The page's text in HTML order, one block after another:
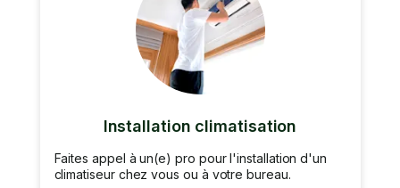
Installation climatisation
Faites appel à un(e) pro pour l'installation d'un
climatiseur chez vous ou à votre bureau.